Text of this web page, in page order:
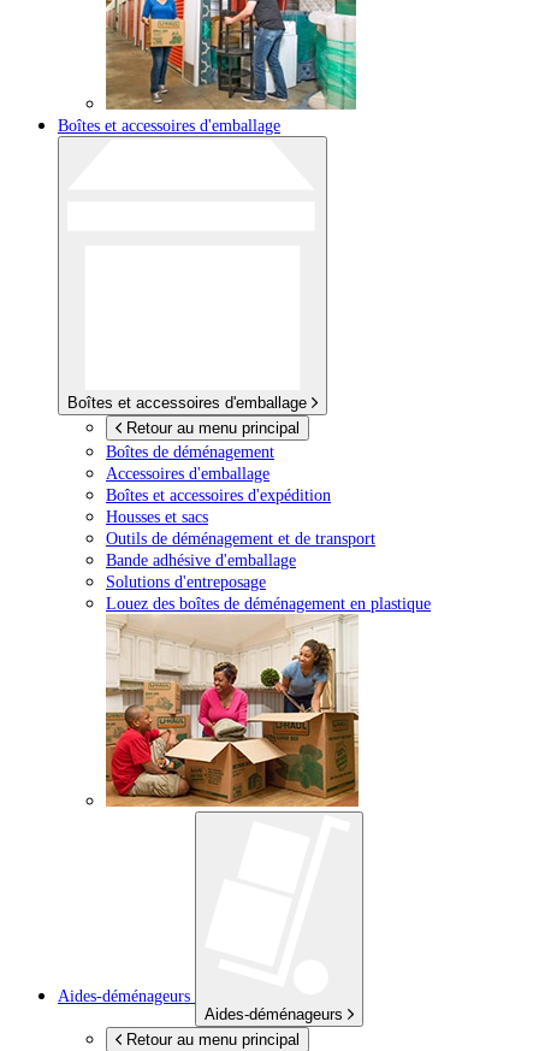
Boîtes et accessoires d'emballage
Boîtes et accessoires d'emballage
Retour au menu principal
Boîtes de déménagement
Accessoires d'emballage
Boîtes et accessoires d'expédition
Housses et sacs
Outils de déménagement et de transport
Bande adhésive d'emballage
Solutions d'entreposage
Louez des boîtes de déménagement en plastique
Aides-déménageurs
Aides-déménageurs
Retour au menu principal